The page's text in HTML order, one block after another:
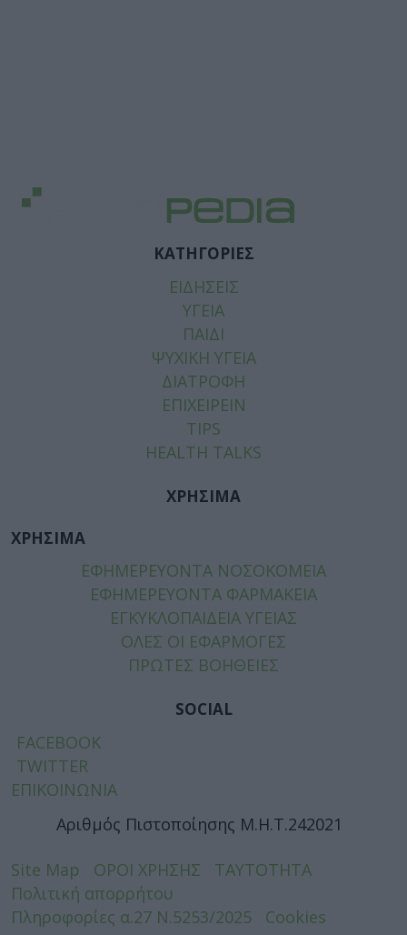
ΚΑΤΗΓΟΡΙΕΣ
ΕΙΔΗΣΕΙΣ
ΥΓΕΙΑ
ΠΑΙΔΙ
ΨΥΧΙΚΗ ΥΓΕΙΑ
ΔΙΑΤΡΟΦΗ
ΕΠΙΧΕΙΡΕΙΝ
TIPS
HEALTH TALKS
ΧΡΗΣΙΜΑ
ΧΡΗΣΙΜΑ
ΕΦΗΜΕΡΕΥΟΝΤΑ ΝΟΣΟΚΟΜΕΙΑ
ΕΦΗΜΕΡΕΥΟΝΤΑ ΦΑΡΜΑΚΕΙΑ
ΕΓΚΥΚΛΟΠΑΙΔΕΙΑ ΥΓΕΙΑΣ
ΟΛΕΣ ΟΙ ΕΦΑΡΜΟΓΕΣ
ΠΡΩΤΕΣ ΒΟΗΘΕΙΕΣ
SOCIAL
FACEBOOK
TWITTER
ΕΠΙΚΟΙΝΩΝΙΑ
Αριθμός Πιστοποίησης Μ.Η.Τ.242021
Site Map ΟΡΟΙ ΧΡΗΣΗΣ
ΤΑΥΤΟΤΗΤΑ
Πολιτική απορρήτου
Πληροφορίες α.27 Ν.5253/2025
Cookies